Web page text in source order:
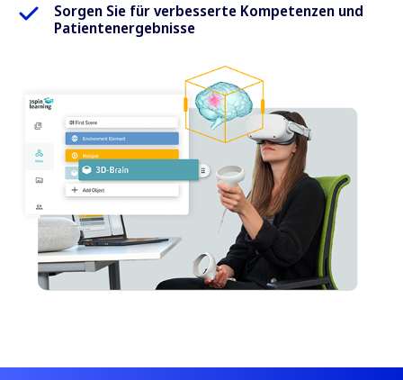
Sorgen Sie für verbesserte Kompetenzen und
Patientenergebnisse